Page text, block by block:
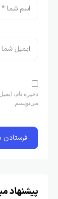
ذخیره نام،
می‌نویسم.
پیشنهاد